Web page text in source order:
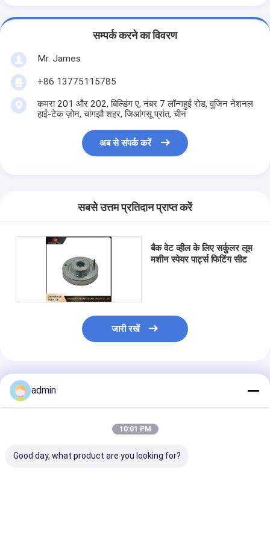
सम्पर्क करने का विवरण
Mr. James
+86 13775115785
कमरा 201 और 202, बिल्डिंग ए, नंबर 7 लॉन्गहुई रोड, वुजिन नेशनल
हाई-टेक ज़ोन, चांगझौ शहर, जिआंगसू प्रांत, चीन
अब से संपर्क करें
सबसे उत्तम प्रतिदान प्राप्त करें
बैक वेट व्हील के लिए सर्कुलर लूम
मशीन स्पेयर पार्ट्स फिटिंग सीट
जारी रखें
अनुशंसित उत्पाद
admin
10:01 PM
Good day, what product are you looking for?